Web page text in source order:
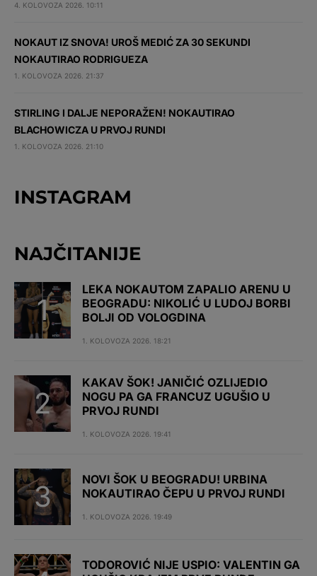
4. KOLOVOZA 2026. 10:11
NOKAUT IZ SNOVA! UROŠ MEDIĆ ZA 30 SEKUNDI
NOKAUTIRAO RODRIGUEZA
1. KOLOVOZA 2026. 21:37
STIRLING I DALJE NEPORAŽEN! NOKAUTIRAO
BLACHOWICZA U PRVOJ RUNDI
1. KOLOVOZA 2026. 21:10
INSTAGRAM
NAJČITANIJE
LEKA NOKAUTOM ZAPALIO ARENU U
BEOGRADU: NIKOLIĆ U LUDOJ BORBI
BOLJI OD VOLOGDINA
1. KOLOVOZA 2026. 18:21
KAKAV ŠOK! JANIČIĆ OZLIJEDIO
NOGU PA GA FRANCUZ UGUŠIO U
PRVOJ RUNDI
1. KOLOVOZA 2026. 19:41
NOVI ŠOK U BEOGRADU! URBINA
NOKAUTIRAO ČEPU U PRVOJ RUNDI
1. KOLOVOZA 2026. 19:49
TODOROVIĆ NIJE USPIO: VALENTIN GA